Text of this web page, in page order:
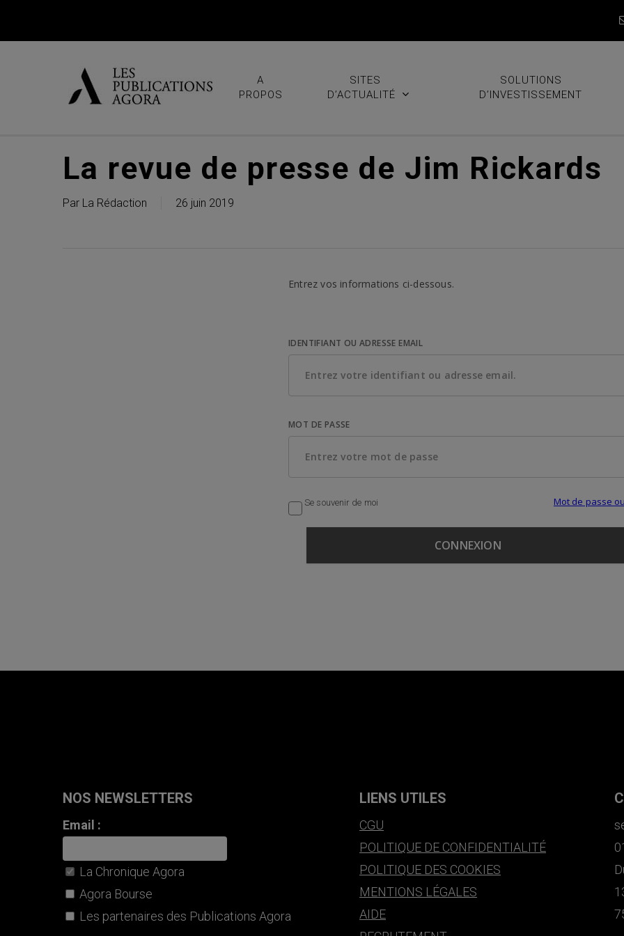
A
PROPOS
SITES
D’ACTUALITÉ
SOLUTIONS
D’INVESTISSEMENT
La revue de presse de Jim Rickards
Par La Rédaction 26 juin 2019
Entrez vos informations ci-dessous.
IDENTIFIANT OU ADRESSE EMAIL
MOT DE PASSE
Se souvenir de moi Mot de passe
NOS NEWSLETTERS
Email :
La Chronique Agora
Agora Bourse
Les partenaires des Publications Agora
LIENS UTILES
CGU
POLITIQUE DE CONFIDENTIALITÉ
POLITIQUE DES COOKIES
MENTIONS LÉGALES
AIDE